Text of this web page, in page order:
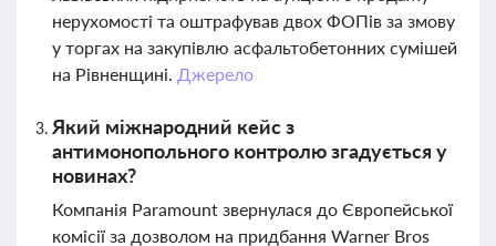
нерухомості та оштрафував двох ФОПів за змову
у торгах на закупівлю асфальтобетонних сумішей
на Рівненщині. Джерело
Який міжнародний кейс з
антимонопольного контролю згадується у
новинах?
Компанія Paramount звернулася до Європейської
комісії за дозволом на придбання Warner Bros